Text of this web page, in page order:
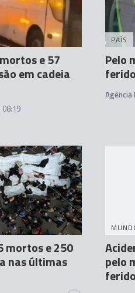
e 57
em cadeia
08:19
PAÍS
Pelo
Agência
mortos e 250
nas últimas pelo